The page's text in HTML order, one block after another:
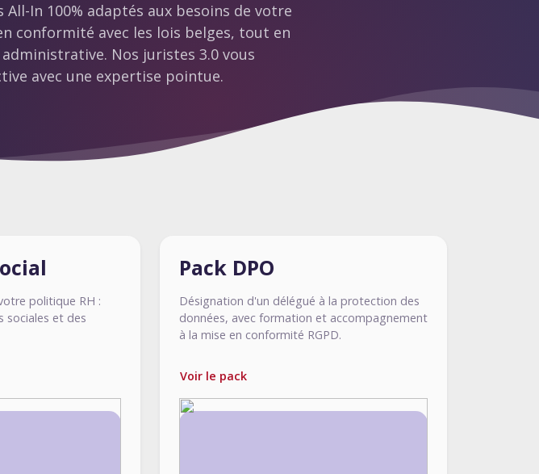
All-In 100% adaptés aux besoins de votre
conformité avec les lois belges, tout en
Nos juristes 3.0 vous
avec une expertise pointue.
politique RH :
sociales et des
Pack DPO
Désignation d'un délégué à la protection des
données, avec formation et accompagnement
à la mise en conformité RGPD.
Voir le pack